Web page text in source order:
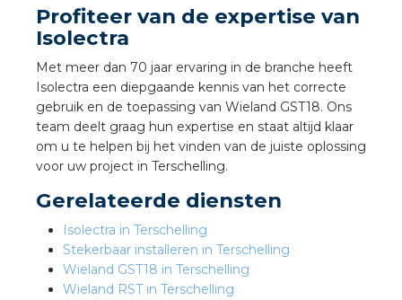
Profiteer van de expertise van
Isolectra
Met meer dan 70 jaar ervaring in de branche heeft
Isolectra een diepgaande kennis van het correcte
gebruik en de toepassing van Wieland GST18. Ons
team deelt graag hun expertise en staat altijd klaar
om u te helpen bij het vinden van de juiste oplossing
voor uw project in Terschelling.
Gerelateerde diensten
Isolectra in Terschelling
Stekerbaar installeren in Terschelling
Wieland GST18 in Terschelling
Wieland RST in Terschelling
RST®
Academy